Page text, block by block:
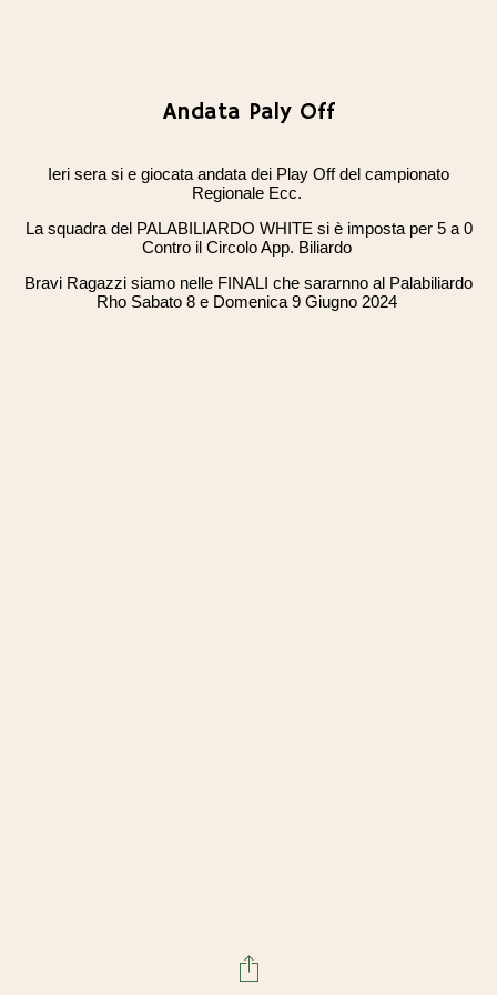
Andata Paly Off
Ieri sera si e giocata andata dei Play Off del campionato
Regionale Ecc.
La squadra del PALABILIARDO WHITE si è imposta per 5 a 0
Contro il Circolo App. Biliardo
Bravi Ragazzi siamo nelle FINALI che sararnno al Palabiliardo
Rho Sabato 8 e Domenica 9 Giugno 2024